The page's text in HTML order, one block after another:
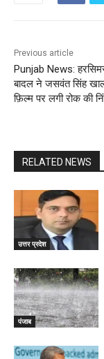
Previous article
Punjab News:
बादल ने जसवंत सिंह
फ़िल्म पर लगी रोक की
RELATED NEWS
उत्तर प्रदेश
पंजाब